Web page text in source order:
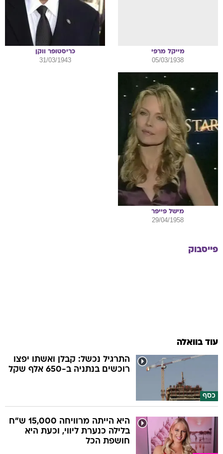
מייקל מרפי
05/03/1938
כריסטופר ווקן
31/03/1943
מישל פייפר
29/04/1958
פייסבוק
עוד בוואלה
כסף
התרגיל נכשל: קבלן ואשתו יפצו
רוכשים בנתניה ב-650 אלף שקל
היא הייתה מרוויחה 15,000 ש"ח
בלילה כנערת ליווי, וכעת היא
חושפת הכל